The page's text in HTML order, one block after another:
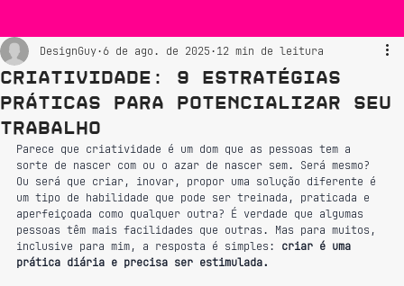
Criatividade: 9 Estratégias
Práticas para Potencializar seu
Trabalho
DesignGuy 6 de ago. de 2025 12 min de leitura
Parece que criatividade é um dom que as pessoas tem a
sorte de nascer com ou o azar de nascer sem. Será mesmo?
Ou será que criar, inovar, propor uma solução diferente é
um tipo de habilidade que pode ser treinada, praticada e
aperfeiçoada como qualquer outra? É verdade que algumas
pessoas têm mais facilidades que outras. Mas para muitos,
inclusive para mim, a resposta é simples: criar é uma
prática diária e precisa ser estimulada.